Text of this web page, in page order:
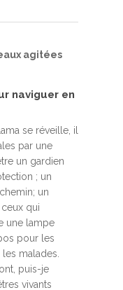
agitées
naviguer en
se réveille, il
par une
un gardien
; un
un
qui
une lampe
pour les
malades.
puis-je
vivants